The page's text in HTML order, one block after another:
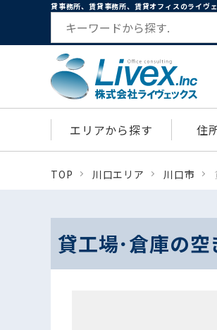
貸事務所、賃貸事務所、賃貸オフィスのライヴ
エリアから探す 住
TOP 川口エリア 川口市
貸工場･倉庫の